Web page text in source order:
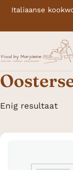
Italiaanse
Enig resultaat